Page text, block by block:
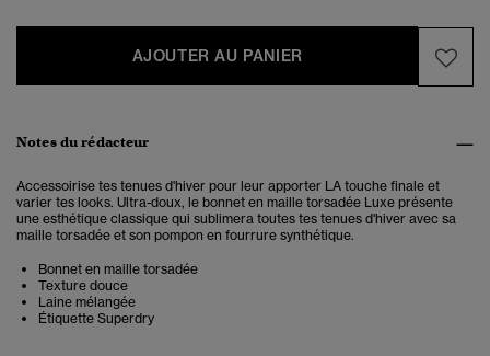
AJOUTER AU PANIER
Notes du rédacteur
Accessoirise tes tenues d'hiver pour leur apporter LA touche finale et
varier tes looks. Ultra-doux, le bonnet en maille torsadée Luxe présente
une esthétique classique qui sublimera toutes tes tenues d'hiver avec sa
maille torsadée et son pompon en fourrure synthétique.
Bonnet en maille torsadée
Texture douce
Laine mélangée
Étiquette Superdry